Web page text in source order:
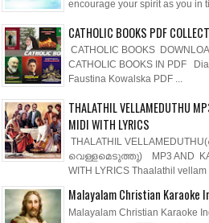
MALAYALAM
SONGS KARAOKE
Nov
2022
KARUNARDRA
& KARAOKE |
VENKATESH | K S
കരുണാർദ്ര
23
2022
encourage your spirit as you in
CATHOLIC BOOKS PDF
CATHOLIC BOOKS
CATHOLIC BOOKS IN PDF
Faustina Kowalska PDF ...
THALATHIL VELLAMEDUTHU
MIDI WITH LYRICS
THALATHIL
വെള്ളമെടുത്തു) MP3 AND
WITH LYRICS Thaalathil
Malayalam Christian Karaoke
Malayalam Christian Karaoke